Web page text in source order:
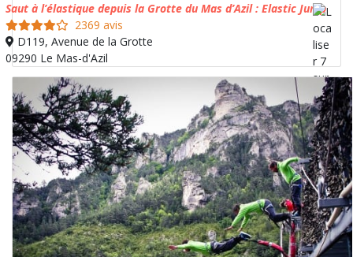
Saut à l’élastique depuis la Grotte du Mas d’Azil : Elastic Jump
2369 avis
D119, Avenue de la Grotte
09290 Le Mas-d'Azil